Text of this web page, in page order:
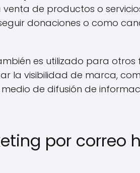
de productos o
donaciones o como
es utilizado para otros
la visibilidad de marca,
de difusión de
por correo